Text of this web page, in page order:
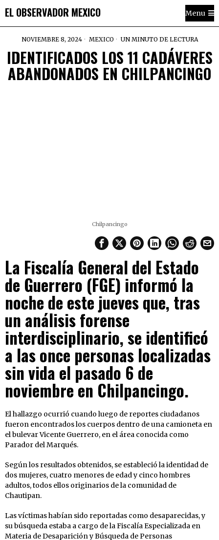
EL OBSERVADOR MEXICO Menu
NOVIEMBRE 8, 2024 MEXICO UN MINUTO DE LECTURA
IDENTIFICADOS LOS 11 CADÁVERES
ABANDONADOS EN CHILPANCINGO
Chilpancingo
La Fiscalía General del Estado
de Guerrero (FGE) informó la
noche de este jueves que, tras
un análisis forense
interdisciplinario, se identificó
a las once personas localizadas
sin vida el pasado 6 de
noviembre en Chilpancingo.
El hallazgo ocurrió cuando luego de reportes ciudadanos
fueron encontrados los cuerpos dentro de una camioneta en
el bulevar Vicente Guerrero, en el área conocida como
Parador del Marqués.
Según los resultados obtenidos, se estableció la identidad de
dos mujeres, cuatro menores de edad y cinco hombres
adultos, todos ellos originarios de la comunidad de
Chautipan.
Las víctimas habían sido reportadas como desaparecidas, y
su búsqueda estaba a cargo de la Fiscalía Especializada en
Materia de Desaparición y Búsqueda de Personas